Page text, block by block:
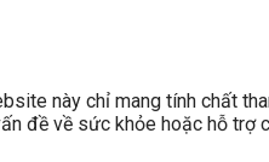
này chỉ mang tính chất
đề về sức khỏe hoặc hỗ